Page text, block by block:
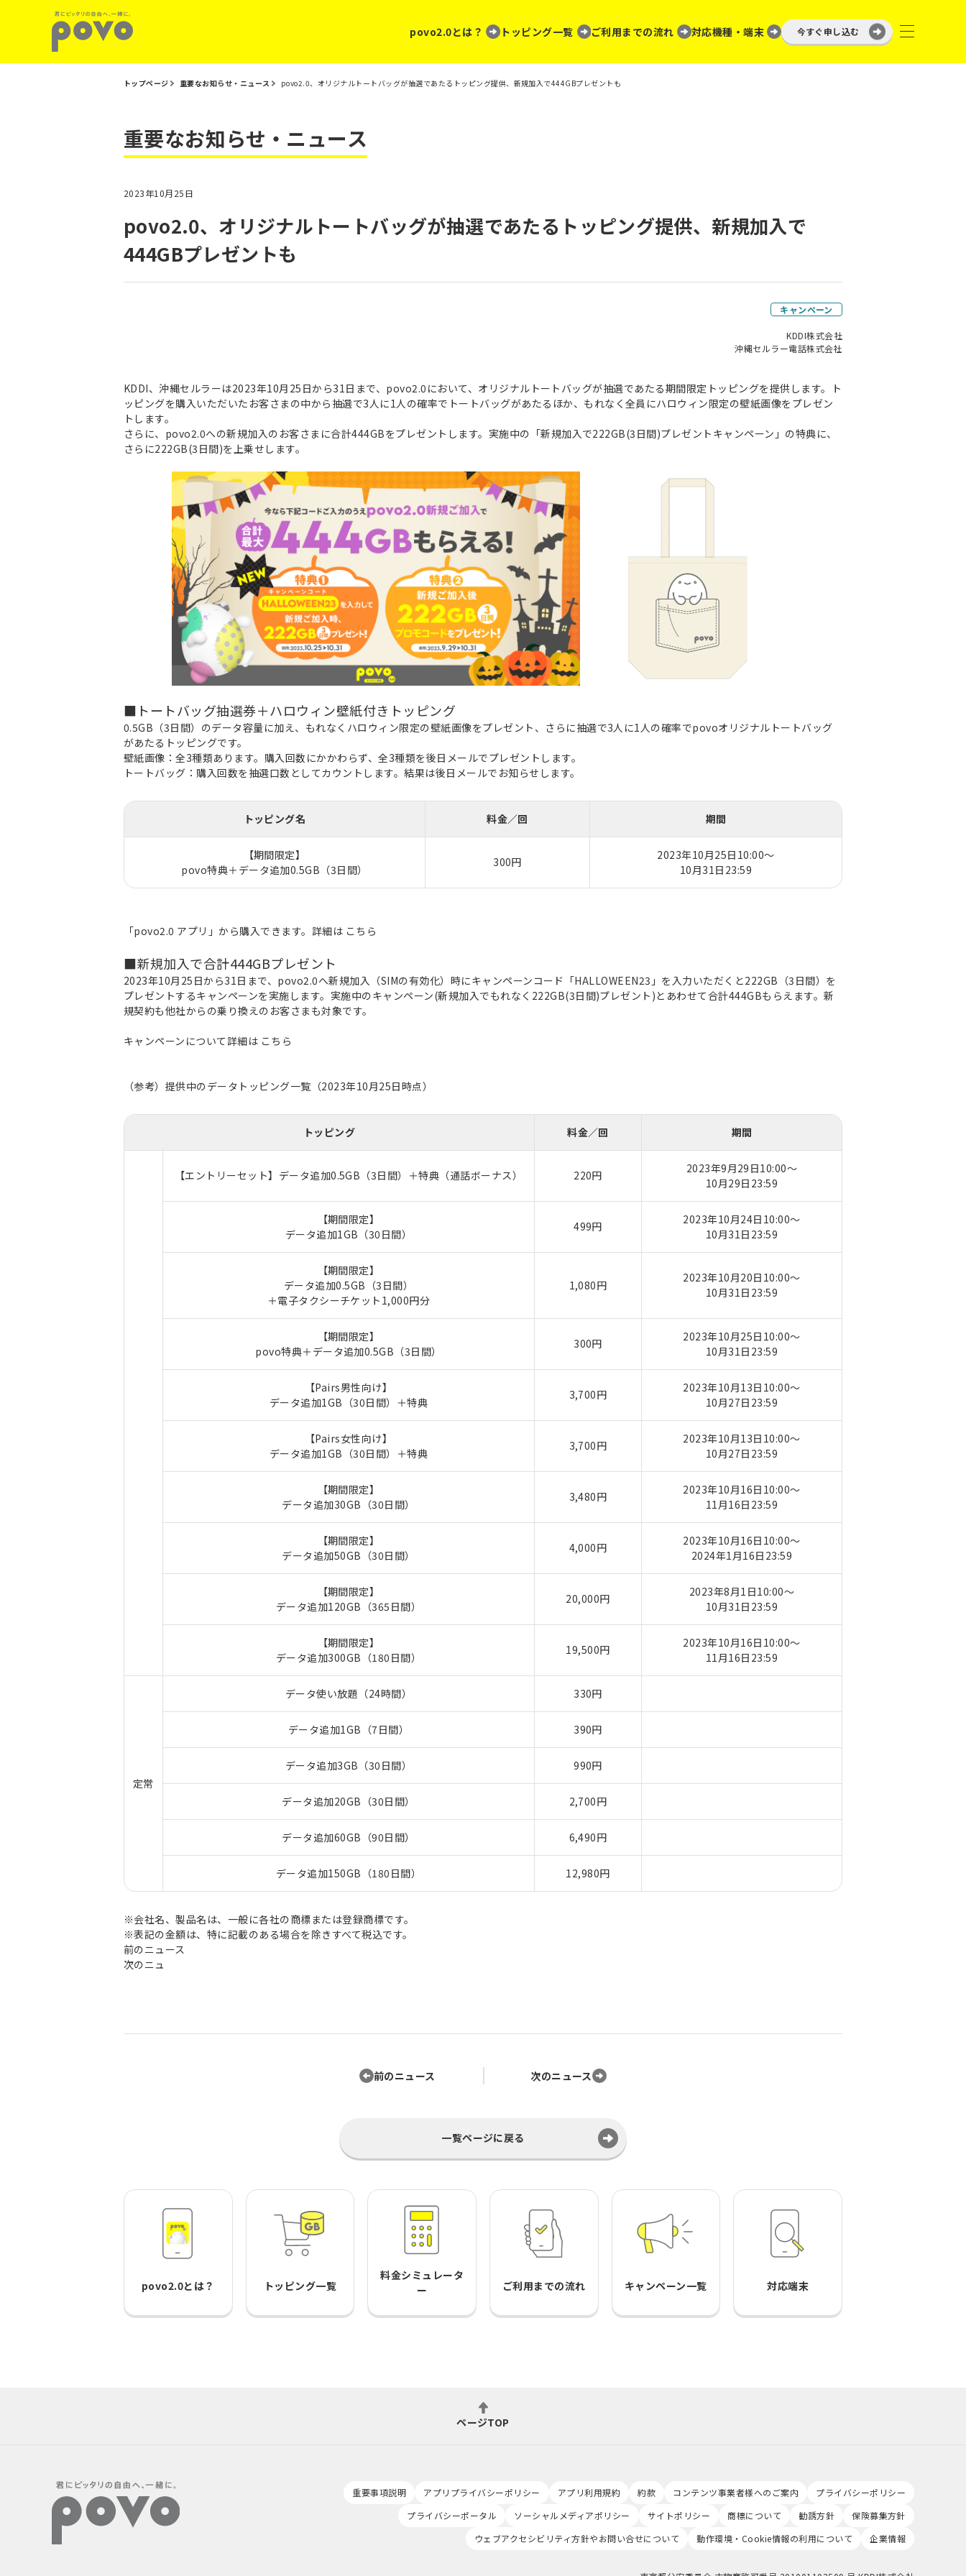
povo2.0とは？ トッピング一覧 ご利用までの流れ 対応機種・端末 今すぐ申し込む
トップページ 重要なお知らせ・ニュース povo2.0、オリジナルトートバッグが抽選であたるトッピング提供、新規加入で444GBプレゼントも
重要なお知らせ・ニュース
2023年10月25日
povo2.0、オリジナルトートバッグが抽選であたるトッピング提供、新規加入で
444GBプレゼントも
キャンペーン
KDDI株式会社
沖縄セルラー電話株式会社
KDDI、沖縄セルラーは2023年10月25日から31日まで、povo2.0において、オリジナルトートバッグが抽選であたる期間限定トッピングを提供します。ト
ッピングを購入いただいたお客さまの中から抽選で3人に1人の確率でトートバッグがあたるほか、もれなく全員にハロウィン限定の壁紙画像をプレゼン
トします。
さらに、povo2.0への新規加入のお客さまに合計444GBをプレゼントします。実施中の「新規加入で222GB(3日間)プレゼントキャンペーン」の特典に、
さらに222GB(3日間)を上乗せします。
■トートバッグ抽選券＋ハロウィン壁紙付きトッピング
0.5GB（3日間）のデータ容量に加え、もれなくハロウィン限定の壁紙画像をプレゼント、さらに抽選で3人に1人の確率でpovoオリジナルトートバッグ
があたるトッピングです。
壁紙画像：全3種類あります。購入回数にかかわらず、全3種類を後日メールでプレゼントします。
トートバッグ：購入回数を抽選口数としてカウントします。結果は後日メールでお知らせします。
トッピング名 料金／回 期間
【期間限定】
povo特典＋データ追加0.5GB（3日間）
300円
2023年10月25日10:00～
10月31日23:59
「povo2.0 アプリ」から購入できます。詳細は こちら
■新規加入で合計444GBプレゼント
2023年10月25日から31日まで、povo2.0へ新規加入（SIMの有効化）時にキャンペーンコード「HALLOWEEN23」を入力いただくと222GB（3日間）を
プレゼントするキャンペーンを実施します。実施中のキャンペーン(新規加入でもれなく222GB(3日間)プレゼント)とあわせて合計444GBもらえます。新
規契約も他社からの乗り換えのお客さまも対象です。
キャンペーンについて詳細は こちら
（参考）提供中のデータトッピング一覧（2023年10月25日時点）
トッピング 料金／回 期間
【エントリーセット】データ追加0.5GB（3日間）＋特典（通話ボーナス） 220円
2023年9月29日10:00～
10月29日23:59
【期間限定】
データ追加1GB（30日間）
499円
2023年10月24日10:00～
10月31日23:59
【期間限定】
データ追加0.5GB（3日間）
＋電子タクシーチケット1,000円分
1,080円
2023年10月20日10:00～
10月31日23:59
【期間限定】
povo特典＋データ追加0.5GB（3日間）
300円
2023年10月25日10:00～
10月31日23:59
【Pairs男性向け】
データ追加1GB（30日間）＋特典
3,700円
2023年10月13日10:00～
10月27日23:59
【Pairs女性向け】
データ追加1GB（30日間）＋特典
3,700円
2023年10月13日10:00～
10月27日23:59
【期間限定】
データ追加30GB（30日間）
3,480円
2023年10月16日10:00～
11月16日23:59
【期間限定】
データ追加50GB（30日間）
4,000円
2023年10月16日10:00～
2024年1月16日23:59
【期間限定】
データ追加120GB（365日間）
20,000円
2023年8月1日10:00～
10月31日23:59
【期間限定】
データ追加300GB（180日間）
19,500円
2023年10月16日10:00～
11月16日23:59
定常
データ使い放題（24時間） 330円
データ追加1GB（7日間） 390円
データ追加3GB（30日間） 990円
データ追加20GB（30日間） 2,700円
データ追加60GB（90日間） 6,490円
データ追加150GB（180日間） 12,980円
※会社名、製品名は、一般に各社の商標または登録商標です。
※表記の金額は、特に記載のある場合を除きすべて税込です。
前のニュース
次のニュ
前のニュース 次のニュース
一覧ページに戻る
povo2.0とは？ トッピング一覧
料金シミュレータ
ー
ご利用までの流れ キャンペーン一覧 対応端末
ページTOP
重要事項説明 アプリプライバシーポリシー アプリ利用規約 約款 コンテンツ事業者様へのご案内
プライバシーポリシー
プライバシーポータル
ソーシャルメディアポリシー サイトポリシー 商標について 勧誘方針
保険募集方針
ウェブアクセシビリティ方針やお問い合せについて
動作環境・Cookie情報の利用について 企業情報